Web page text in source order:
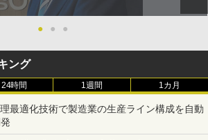
●
● ●
ング
24時間 1週間 1カ月
最適化技術で製造業の生産ライン構成を自動